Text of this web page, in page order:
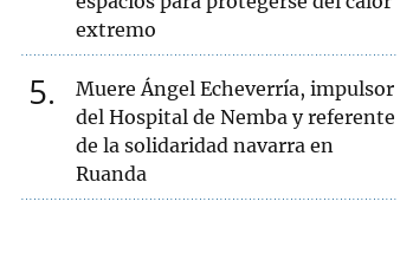
extremo
5
Muere Ángel Echeverría, impulsor
del Hospital de Nemba y referente
de la solidaridad navarra en
Ruanda